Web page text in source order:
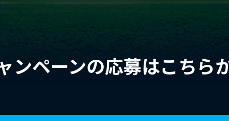
ンペーンの応募はこちら